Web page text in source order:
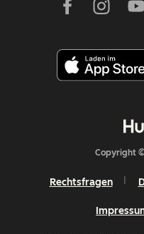
Copyright
Rechtsfragen